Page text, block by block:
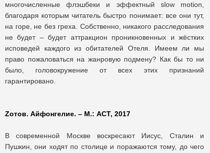
многочисленные флэшбеки и эффектный slow motion,
благодаря которым читатель быстро понимает: все они тут,
на горе, не без греха. Собственно, никакого расследования
не будет – будет аттракцион проникновенных и жёстких
исповедей каждого из обитателей Отеля. Имеем ли мы
право пожаловаться на жанровую подмену? Как бы то ни
было, головокружение от всех этих признаний
гарантировано.
Zотов. Айфонгелие. – М.: АСТ, 2017
В современной Москве воскресают Иисус, Сталин и
Пушкин, они ходят по столице и поражаются тому, до чего